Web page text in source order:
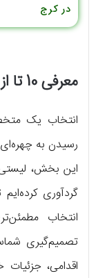
در کرج
معرفی 10 تا از بهترین دکتر تزریق چربی در کرج
انتخاب یک
رسیدن به
این بخش،
گردآوری
انتخاب
تصمیم‌گیری
اقدامی،